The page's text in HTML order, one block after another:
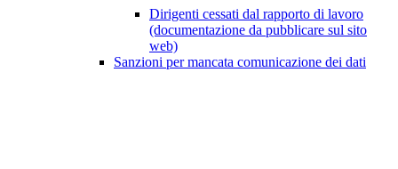
Dirigenti cessati dal rapporto di lavoro
(documentazione da pubblicare sul sito
web)
Sanzioni per mancata comunicazione dei dati